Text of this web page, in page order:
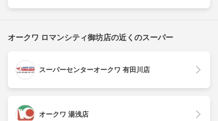
オークワ ロマンシティ御坊店の近くのスーパー
スーパーセンターオークワ 有田川店
オークワ 湯浅店